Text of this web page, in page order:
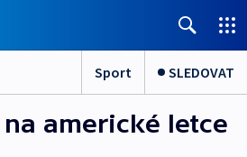
Sport SLEDOVAT
americké letce